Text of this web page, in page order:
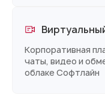
Корпоративная
чаты, видео и
облаке Софтлайн